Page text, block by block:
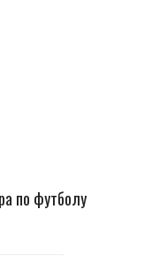
по футболу